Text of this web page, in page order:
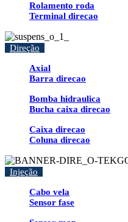
Rolamento roda
Terminal direcao
Direção
Axial
Barra direcao
Bomba hidraulica
Bucha caixa direcao
Caixa direcao
Coluna direcao
Injeção
Cabo vela
Sensor fase